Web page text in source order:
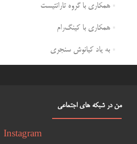
همکاری با گروه تارانتیست
همکاری با کینگ‌رام
به یاد کیانوش سنجری
من در شبکه های اجتماعی
Instagram